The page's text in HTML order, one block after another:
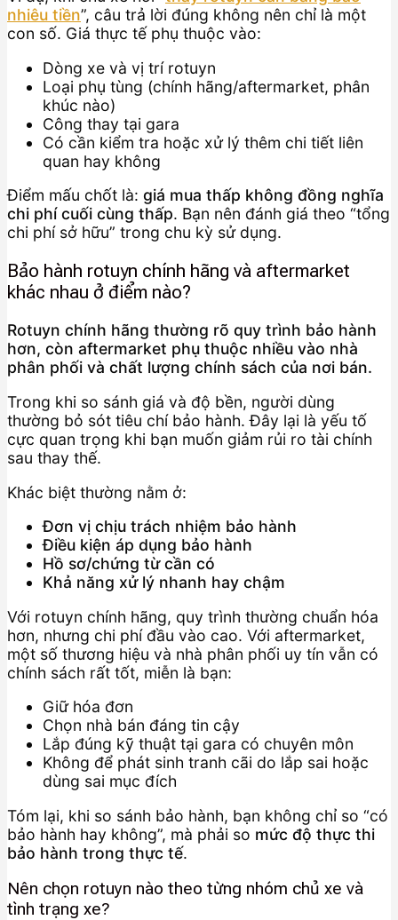
nhiêu tiền”, câu trả lời đúng không nên chỉ là một
con số. Giá thực tế phụ thuộc vào:
Dòng xe và vị trí rotuyn
Loại phụ tùng (chính hãng/aftermarket, phân
khúc nào)
Công thay tại gara
Có cần kiểm tra hoặc xử lý thêm chi tiết liên
quan hay không
Điểm mấu chốt là: giá mua thấp không đồng nghĩa
chi phí cuối cùng thấp. Bạn nên đánh giá theo “tổng
chi phí sở hữu” trong chu kỳ sử dụng.
Bảo hành rotuyn chính hãng và aftermarket
khác nhau ở điểm nào?
Rotuyn chính hãng thường rõ quy trình bảo hành
hơn, còn aftermarket phụ thuộc nhiều vào nhà
phân phối và chất lượng chính sách của nơi bán.
Trong khi so sánh giá và độ bền, người dùng
thường bỏ sót tiêu chí bảo hành. Đây lại là yếu tố
cực quan trọng khi bạn muốn giảm rủi ro tài chính
sau thay thế.
Khác biệt thường nằm ở:
Đơn vị chịu trách nhiệm bảo hành
Điều kiện áp dụng bảo hành
Hồ sơ/chứng từ cần có
Khả năng xử lý nhanh hay chậm
Với rotuyn chính hãng, quy trình thường chuẩn hóa
hơn, nhưng chi phí đầu vào cao. Với aftermarket,
một số thương hiệu và nhà phân phối uy tín vẫn có
chính sách rất tốt, miễn là bạn:
Giữ hóa đơn
Chọn nhà bán đáng tin cậy
Lắp đúng kỹ thuật tại gara có chuyên môn
Không để phát sinh tranh cãi do lắp sai hoặc
dùng sai mục đích
Tóm lại, khi so sánh bảo hành, bạn không chỉ so “có
bảo hành hay không”, mà phải so mức độ thực thi
bảo hành trong thực tế.
Nên chọn rotuyn nào theo từng nhóm chủ xe và
tình trạng xe?